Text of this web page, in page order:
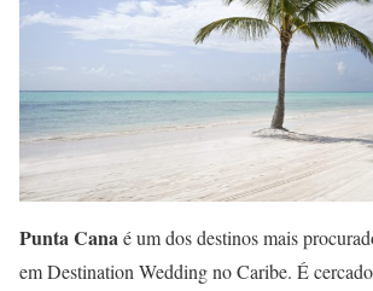
Punta Canaé um dos destinos mais
em Destination Wedding no Caribe. É